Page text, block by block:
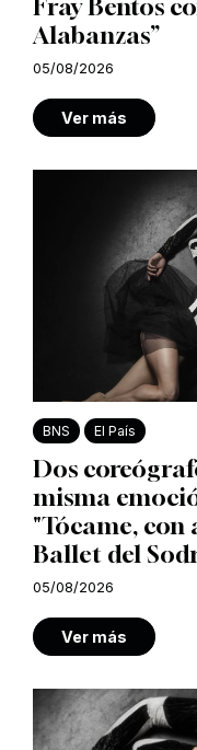
Fray Bentos
Alabanzas”
05/08/2026
Ver más
BNS El País
Dos
misma
"Tócame, con
Ballet del
05/08/2026
Ver más